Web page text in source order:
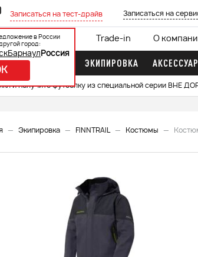
в России
город:
Барнаул Россия
Записаться на тест-драйв Записаться на
Кредит 0% Trade-in О
МОТОРЫ ЭКИПИРОВКА
и получите футболку из специальной серии ВНЕ
Экипировка FINNTRAIL Костюмы